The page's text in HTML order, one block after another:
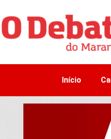
Início